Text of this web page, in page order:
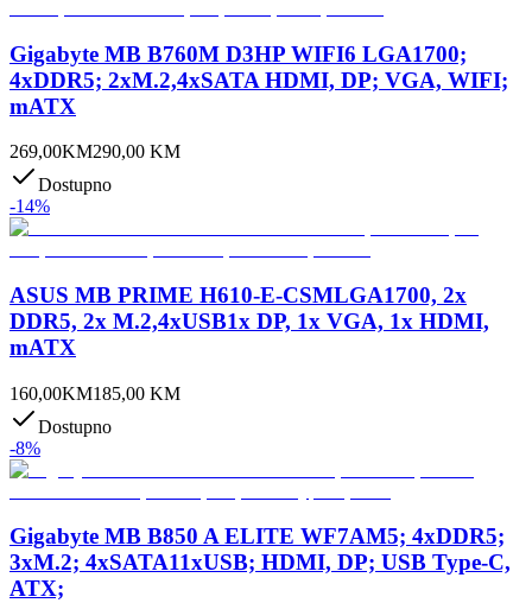
Gigabyte MB B760M D3HP WIFI6 LGA1700;
4xDDR5; 2xM.2,4xSATA HDMI, DP; VGA, WIFI;
mATX
269,00KM290,00 KM
Dostupno
-14%
ASUS MB PRIME H610-E-CSMLGA1700, 2x
DDR5, 2x M.2,4xUSB1x DP, 1x VGA, 1x HDMI,
mATX
160,00KM185,00 KM
Dostupno
-8%
Gigabyte MB B850 A ELITE WF7AM5; 4xDDR5;
3xM.2; 4xSATA11xUSB; HDMI, DP; USB Type-C,
ATX;